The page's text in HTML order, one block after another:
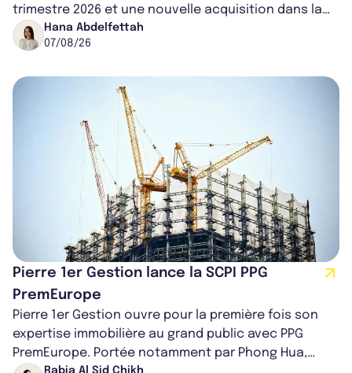
trimestre 2026 et une nouvelle acquisition dans la
région de Chicago. Entre hausse de...
Hana Abdelfettah
07/08/26
Pierre 1er Gestion lance la SCPI PPG
PremEurope
Pierre 1er Gestion ouvre pour la première fois son
expertise immobilière au grand public avec PPG
PremEurope. Portée notamment par Phong Hua,
Rabia Al Sid Chikh